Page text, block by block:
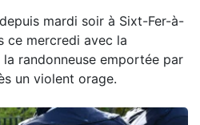
mardi soir à Sixt-Fer-à-
ce mercredi avec la
randonneuse emportée par
un violent orage.